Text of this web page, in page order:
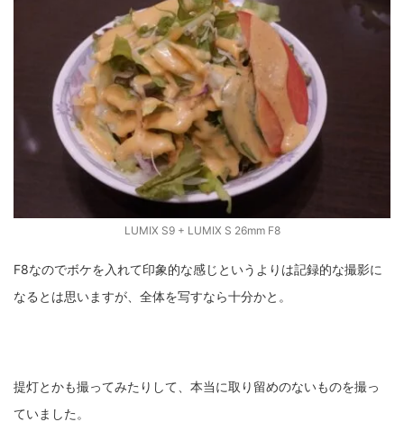
LUMIX S9 + LUMIX S 26mm F8
F8なのでボケを入れて印象的な感じというよりは記録的な撮影に
なるとは思いますが、全体を写すなら十分かと。
提灯とかも撮ってみたりして、本当に取り留めのないものを撮っ
ていました。